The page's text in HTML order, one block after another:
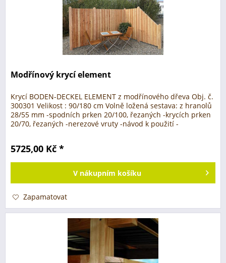
Modřínový krycí element
Krycí BODEN-DECKEL ELEMENT z modřínového dřeva Obj. č.
300301 Velikost : 90/180 cm Volně ložená sestava: z hranolů
28/55 mm -spodních prken 20/100, řezaných -krycích prken
20/70, řezaných -nerezové vruty -návod k použití -
5725,00 Kč *
V nákupním košíku
Zapamatovat